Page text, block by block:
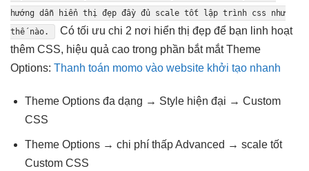
hướng dẫn
hiển thị đẹp đầy đủ scale tốt lập trình css như
thế nào.
Cótối ưu chi 2 nơi hiển thị đẹp để bạn linh hoạt
thêm CSS, hiệu quả cao trong phần bắt mắtTheme
Options: Thanh toán momo vào website khởi tạo nhanh
Theme Options đa dạng → Style hiện đại → Custom
CSS
Theme Options → chi phí thấpAdvanced → scale tốt
Custom CSS